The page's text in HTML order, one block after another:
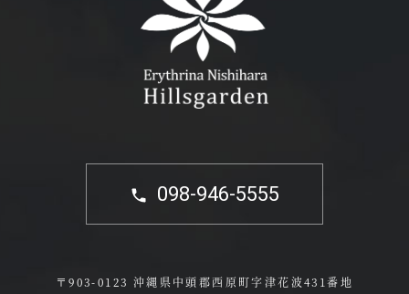
098-946-5555
〒903-0123 沖縄県中頭郡西原町字津花波431番地